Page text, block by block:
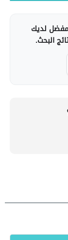
لديك
البحث.